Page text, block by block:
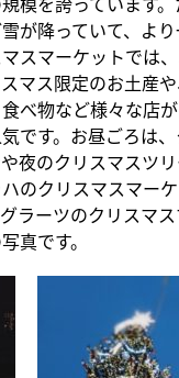
が降っていて、よ
スマーケットでは
マス限定のお土産
べ物など様々な店
です。お昼ごろは
夜のクリスマスツ
のクリスマスマー
ラーツのクリスマ
真です。